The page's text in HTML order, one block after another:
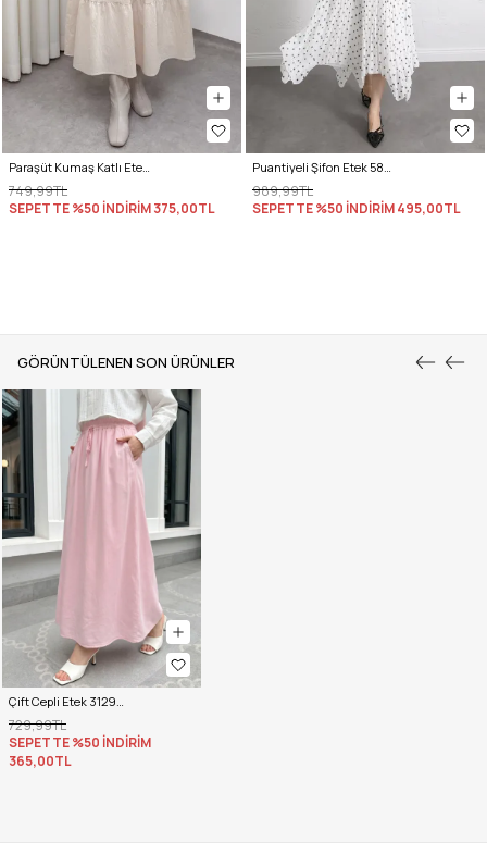
749,99TL
SEPETTE %50 İNDİRİM375,00TL
989,99TL
SEPETTE %50 İNDİRİM495,00TL
GÖRÜNTÜLENEN SON ÜRÜNLER
Çift Cepli Etek 31292 - AÇIK PEMBE
729,99TL
SEPETTE %50 İNDİRİM
365,00TL